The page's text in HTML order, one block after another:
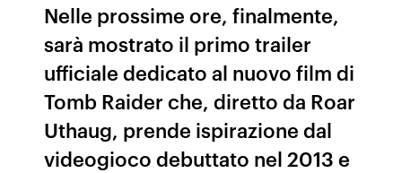
Nelle prossime ore, finalmente,
sarà mostrato il primo trailer
ufficiale dedicato al nuovo film di
Tomb Raider che, diretto da Roar
Uthaug, prende ispirazione dal
videogioco debuttato nel 2013 e